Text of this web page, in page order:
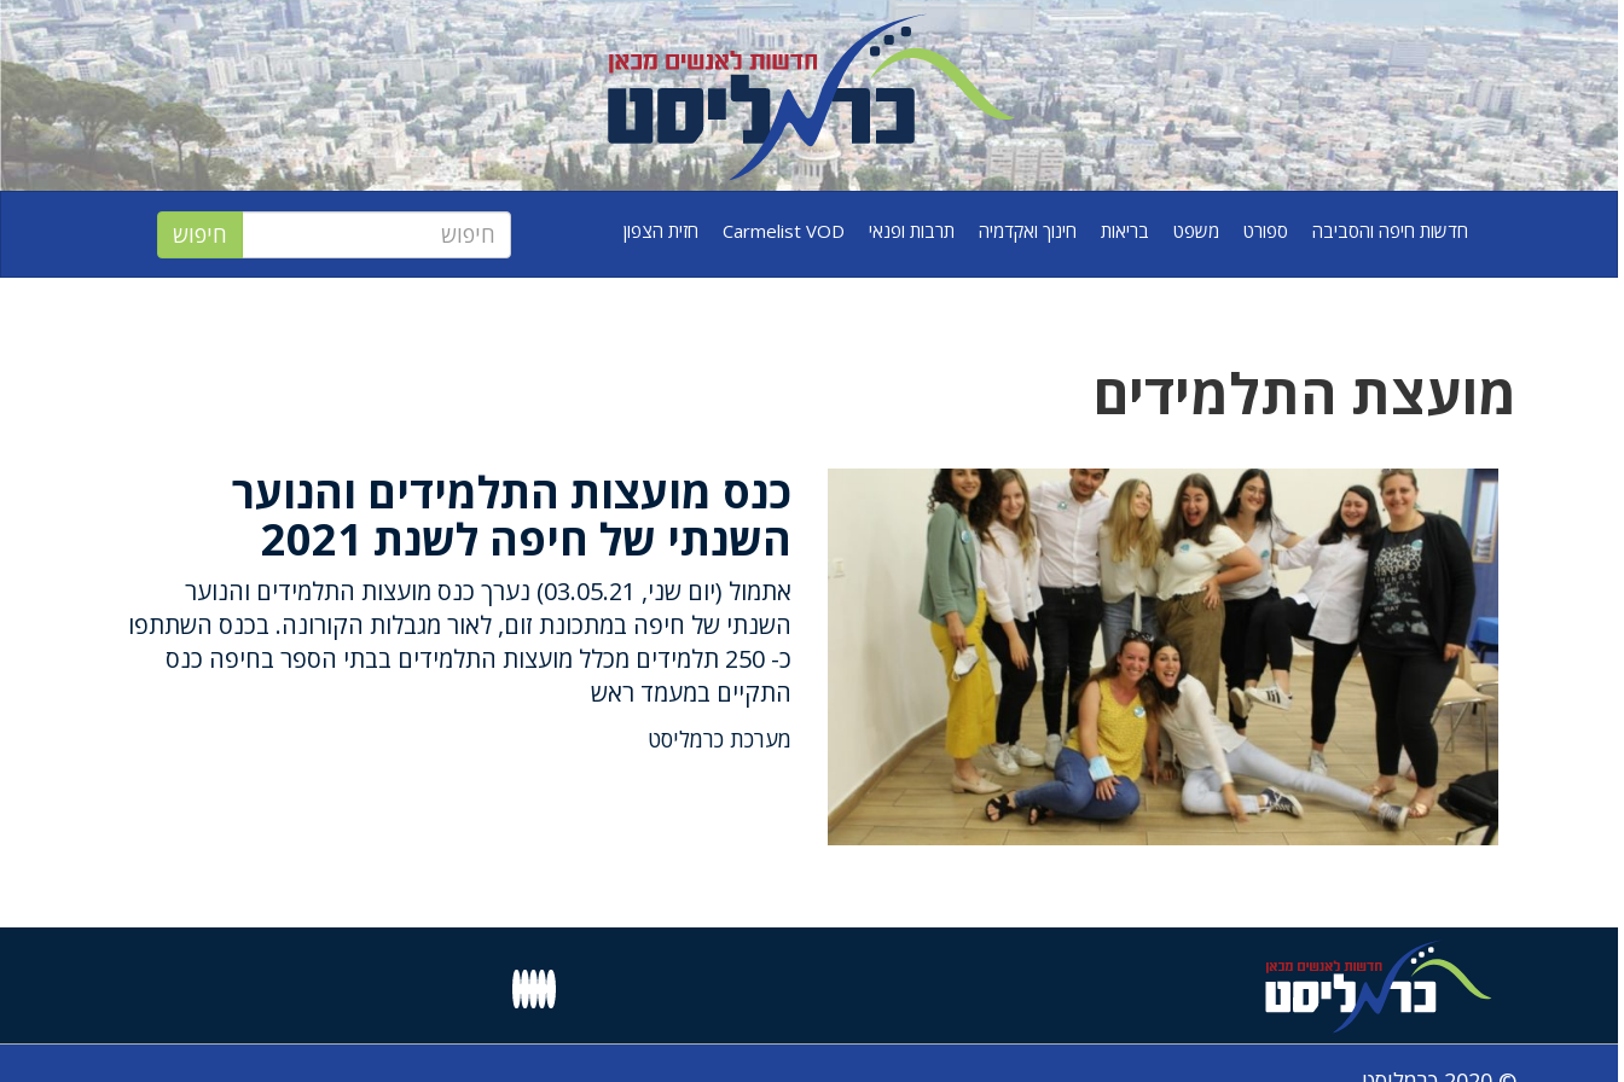
חדשות חיפה והסביבה ספורט משפט בריאות חינוך ואקדמיה תרבות ופנאי Carmelist VOD חזית הצפון
מועצת התלמידים
כנס מועצות התלמידים והנוער
השנתי של חיפה לשנת 2021
אתמול (יום שני, 03.05.21) נערך כנס מועצות התלמידים והנוער
השנתי של חיפה במתכונת זום, לאור מגבלות הקורונה. בכנס השתתפו
כ- 250 תלמידים מכלל מועצות התלמידים בבתי הספר בחיפה כנס
התקיים במעמד ראש
מערכת כרמליסט